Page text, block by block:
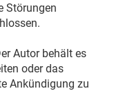
Störungen
Autor behält es
oder das
Ankündigung zu